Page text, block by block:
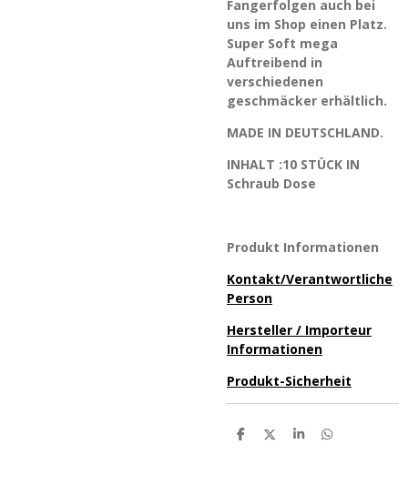
Fangerfolgen auch bei
uns im Shop einen Platz.
Super Soft mega
Auftreibend in
verschiedenen
geschmäcker erhältlich.
MADE IN DEUTSCHLAND.
INHALT :10 STÜCK IN
Schraub Dose
Produkt Informationen
Kontakt/Verantwortliche
Person
Hersteller / Importeur
Informationen
Produkt-Sicherheit
T
T
T
T